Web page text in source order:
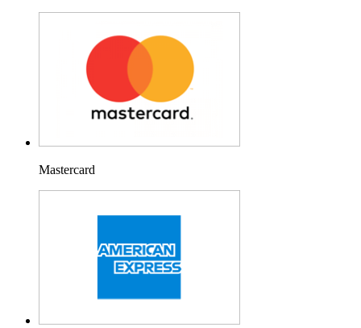
Mastercard